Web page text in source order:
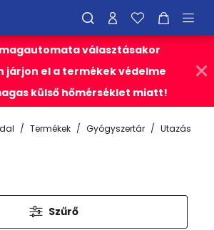
választásakor
járjon el a termékek védelme
külső hőmérséklet miatt!
Termékek Gyógyszertár Utazás
Szűrő